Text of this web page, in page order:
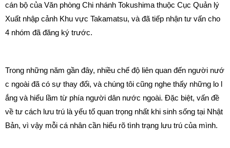
cán bộ của Văn phòng Chi nhánh Tokushima thuộc Cục Quản lý
Xuất nhập cảnh Khu vực Takamatsu, và đã tiếp nhận tư vấn cho
4 nhóm đã đăng ký trước.
Trong những năm gần đây, nhiều chế độ liên quan đến người nướ
c ngoài đã có sự thay đổi, và chúng tôi cũng nghe thấy những lo l
ắng và hiểu lầm từ phía người dân nước ngoài. Đặc biệt, vấn đề
về tư cách lưu trú là yếu tố quan trọng nhất khi sinh sống tại Nhật
Bản, vì vậy mỗi cá nhân cần hiểu rõ tình trạng lưu trú của mình.